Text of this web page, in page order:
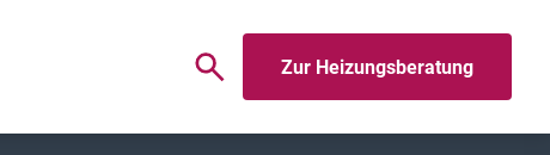
Zur Heizungsberatung